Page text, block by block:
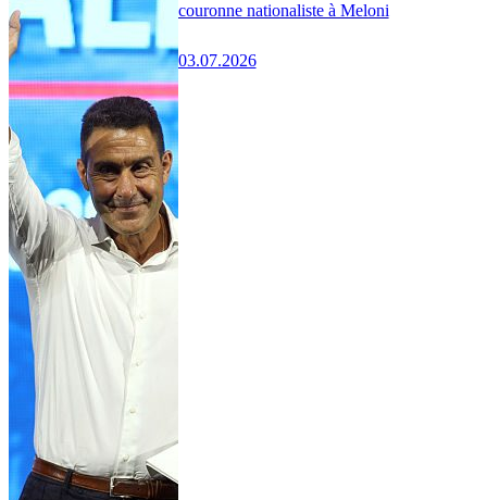
couronne nationaliste à Meloni
03.07.2026